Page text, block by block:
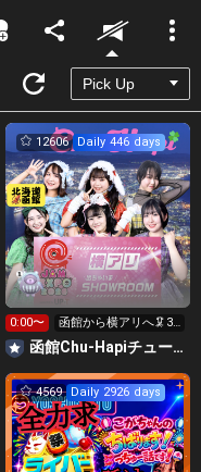
Unmute
12606 Daily 446 days
0:00〜
函館から横アリへ🦑31
0万目標！キラ星
【求】
函館Chu-Hapiチューハピ🌈
4569 Daily 2926 days